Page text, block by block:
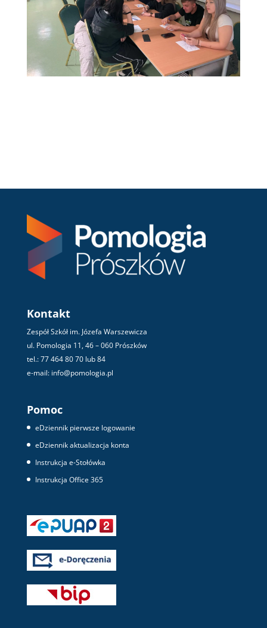
Kontakt
Zespół Szkół im. Józefa Warszewicza
ul. Pomologia 11, 46 – 060 Prószków
tel.: 77 464 80 70 lub 84
e-mail: info@pomologia.pl
Pomoc
eDziennik pierwsze logowanie
eDziennik aktualizacja konta
Instrukcja e-Stołówka
Instrukcja Office 365